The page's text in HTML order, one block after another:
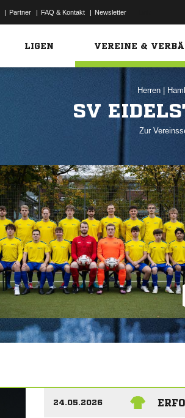
| Partner | FAQ & Kontakt | Newsletter
LIGEN VEREINE &
Herren
SV
Zur
24.05.2026